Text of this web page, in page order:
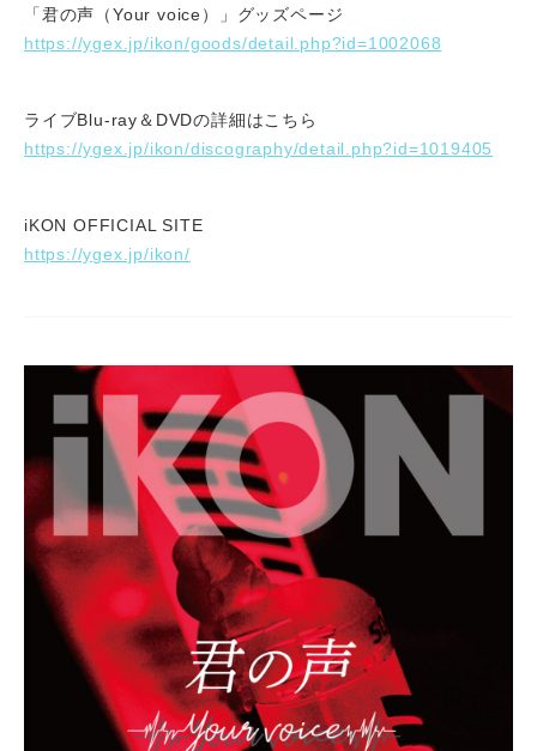
「君の声（Your voice）」グッズページ
https://ygex.jp/ikon/goods/detail.php?id=1002068
ライブBlu-ray＆DVDの詳細はこちら
https://ygex.jp/ikon/discography/detail.php?id=1019405
iKON OFFICIAL SITE
https://ygex.jp/ikon/